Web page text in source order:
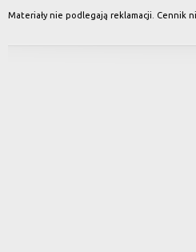
Materiały nie podlegają reklamacji. Cennik